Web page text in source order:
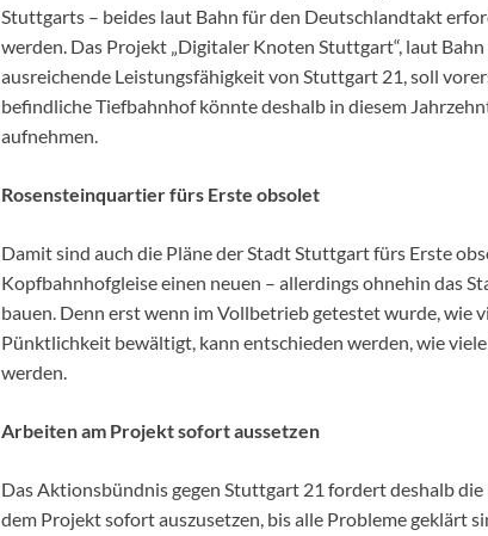
Stuttgarts – beides laut Bahn für den Deutschlandtakt
werden. Das Projekt „Digitaler Knoten Stuttgart“, laut
ausreichende Leistungsfähigkeit von Stuttgart 21, soll
befindliche Tiefbahnhof könnte deshalb in diesem
aufnehmen.
Rosensteinquartier fürs Erste obsolet
Damit sind auch die Pläne der Stadt Stuttgart fürs Erste
Kopfbahnhofgleise einen neuen – allerdings ohnehin das
bauen. Denn erst wenn im Vollbetrieb getestet wurde, wie
Pünktlichkeit bewältigt, kann entschieden werden, wie
werden.
Arbeiten am Projekt sofort aussetzen
Das Aktionsbündnis gegen Stuttgart 21 fordert deshalb
dem Projekt sofort auszusetzen, bis alle Probleme geklärt